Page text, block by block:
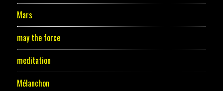
Mars
may the force
meditation
Mélanchon